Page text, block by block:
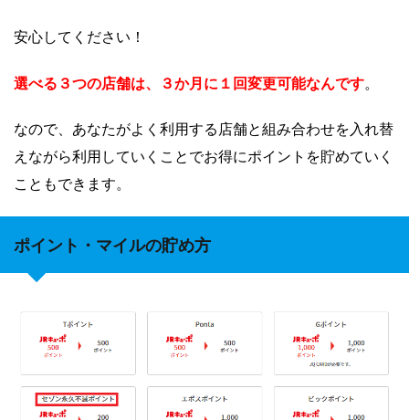
安心してください！
選べる３つの店舗は、３か月に１回変更可能なんです。
なので、あなたがよく利用する店舗と組み合わせを入れ替
えながら利用していくことでお得にポイントを貯めていく
こともできます。
ポイント・マイルの貯め方